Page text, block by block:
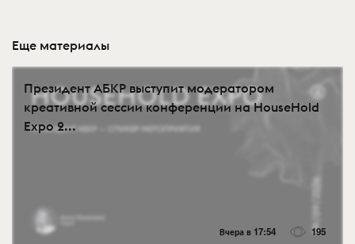
Еще материалы
Президент АБКР выступит модератором
креативной сессии конференции на HouseHold
Expo 2...
Вчера в 17:54 195